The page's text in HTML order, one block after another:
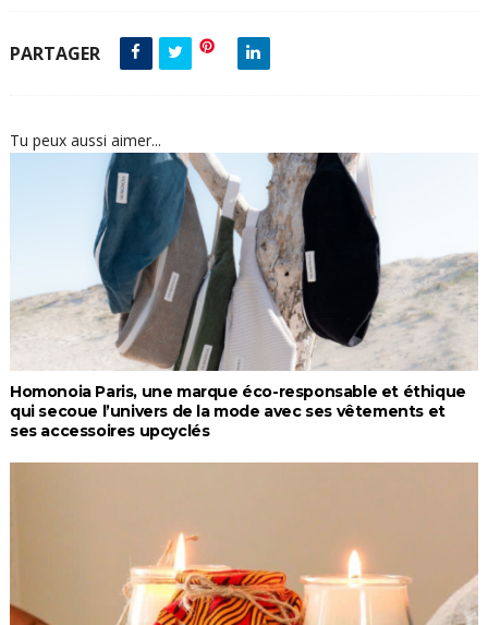
PARTAGER
Tu peux aussi aimer...
Homonoia Paris, une marque éco-responsable et éthique
qui secoue l’univers de la mode avec ses vêtements et
ses accessoires upcyclés